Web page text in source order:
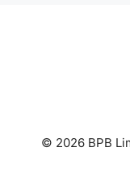
© 2026 BPB